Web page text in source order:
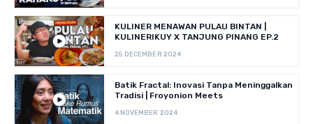
KULINER MENAWAN PULAU BINTAN |
KULINERIKUY X TANJUNG PINANG EP.2
25 DECEMBER 2024
Batik Fractal: Inovasi Tanpa Meninggalkan
Tradisi | Froyonion Meets
4 NOVEMBER 2024